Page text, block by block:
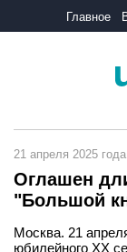
Главное
21 апреля 2025
Оглашен
"Большой
Москва. 21
юбилейного XX